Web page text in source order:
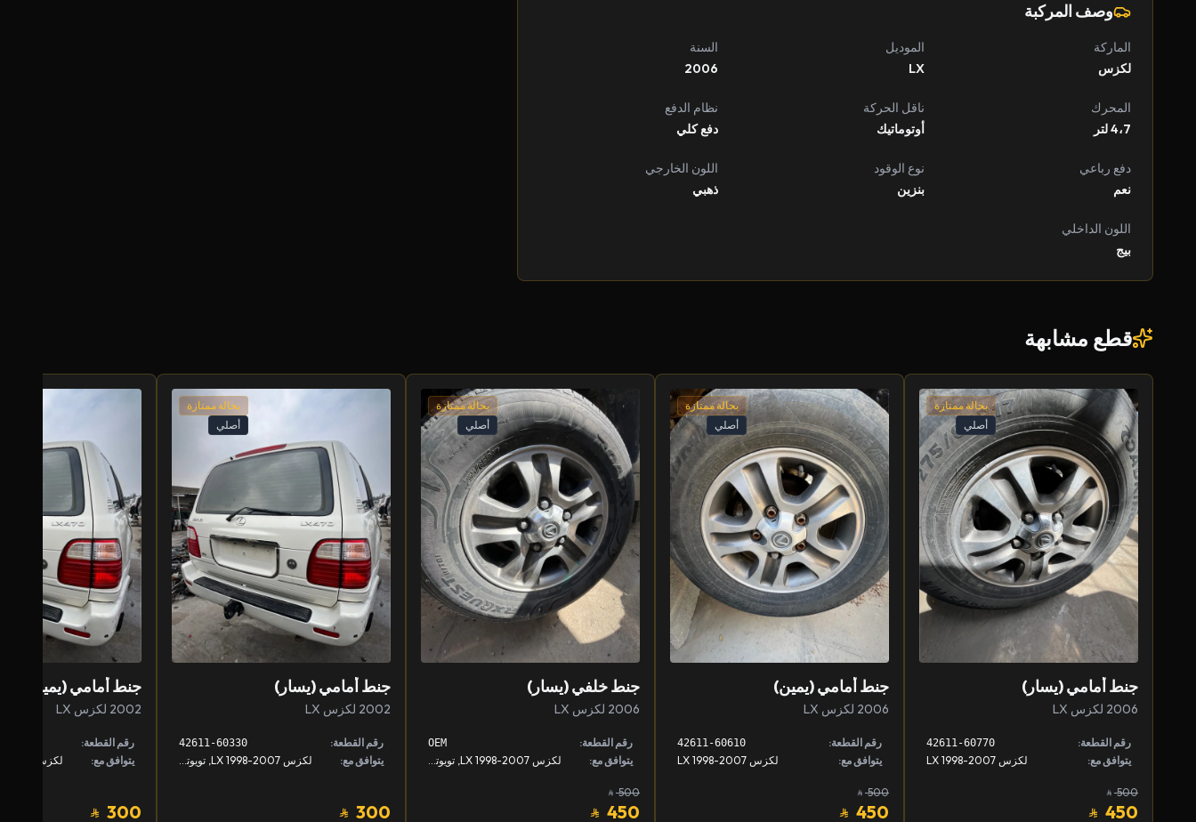
وصف المركبة
الماركة
لكزس
الموديل
LX
السنة
2006
المحرك
4،7 لتر
ناقل الحركة
أوتوماتيك
نظام الدفع
دفع كلي
دفع رباعي
نعم
نوع الوقود
بنزين
اللون الخارجي
ذهبي
اللون الداخلي
بيج
قطع مشابهة
بحالة ممتازة
أصلي
جنط أمامي (يسار)
2006 لكزس LX
رقم القطعة: 42611-60770
يتوافق مع: لكزس LX 1998-2007
500
450
بحالة ممتازة
أصلي
جنط أمامي (يمين)
2006 لكزس LX
رقم القطعة: 42611-60610
يتوافق مع: لكزس LX 1998-2007
500
450
بحالة ممتازة
أصلي
جنط خلفي (يسار)
2006 لكزس LX
رقم القطعة: OEM
يتوافق مع:
500
450
بحالة ممتازة
أصلي
جنط أمامي (يسار)
2002 لكزس LX
رقم القطعة: 42611-60330
يتوافق مع:
300
جنط أمامي (يمين)
2002 لكزس LX
رقم القطعة:
يتوافق مع:
300